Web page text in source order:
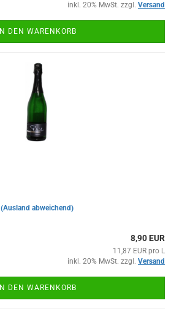
inkl. 20% MwSt. zzgl. Versand
IN DEN WARENKORB
(Ausland abweichend)
8,90 EUR
11,87 EUR pro L
inkl. 20% MwSt. zzgl. Versand
IN DEN WARENKORB